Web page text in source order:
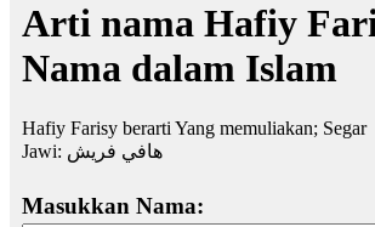
Arti nama Hafiy
Nama dalam Islam
Hafiy Farisy berarti Yang memuliakan; Segar
Jawi: هافي فريش
Masukkan Nama: